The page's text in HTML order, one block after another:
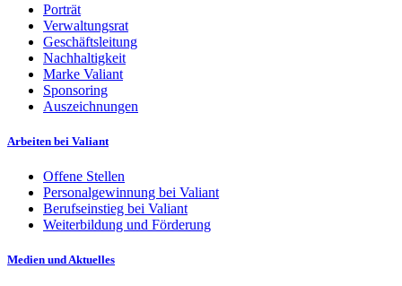
Porträt
Verwaltungsrat
Geschäftsleitung
Nachhaltigkeit
Marke Valiant
Sponsoring
Auszeichnungen
Arbeiten bei Valiant
Offene Stellen
Personalgewinnung bei Valiant
Berufseinstieg bei Valiant
Weiterbildung und Förderung
Medien und Aktuelles